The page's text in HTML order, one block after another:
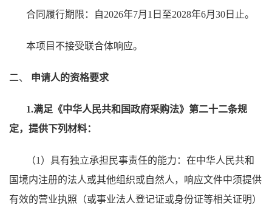
合同履行期限：自2026年7月1日至2028年6月30日止。
本项目不接受联合体响应。
二、 申请人的资格要求
1.满足《中华人民共和国政府采购法》第二十二条规
定，提供下列材料：
（1） 具有独立承担民事责任的能力：在中华人民共和
国境内注册的法人或其他组织或自然人，响应文件中须提供
有效的营业执照（或事业法人登记证或身份证等相关证明）